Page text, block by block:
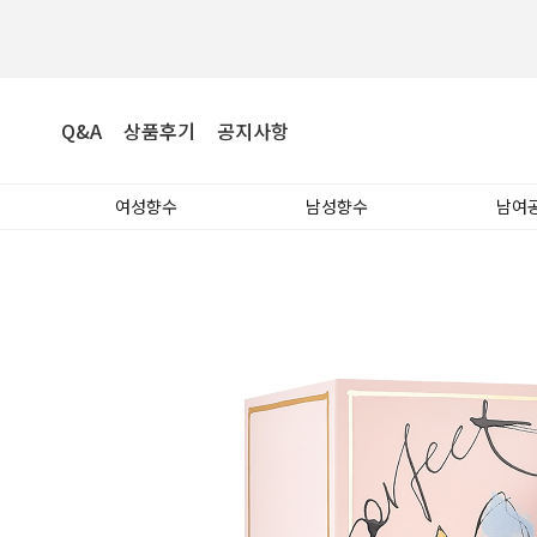
Q&A 상품후기 공지사항
여성향수 남성향수 남여